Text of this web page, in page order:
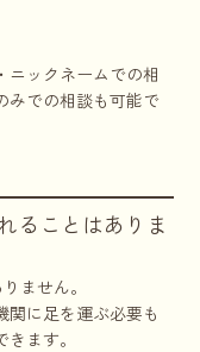
ニックネームでの相
みでの相談も可能で
ることはありま
ません。
関に足を運ぶ必要も
ます。